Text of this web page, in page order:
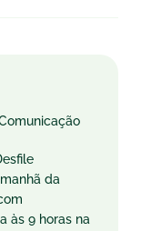
da
às 9 horas na